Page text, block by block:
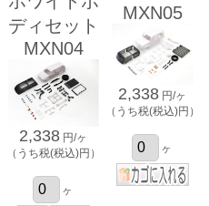
ディセット
MXN04
2,338 円/ヶ
（うち税(税込)円）
ヶ
MXN05
2,338 円/ヶ
（うち税(税込)円）
ヶ